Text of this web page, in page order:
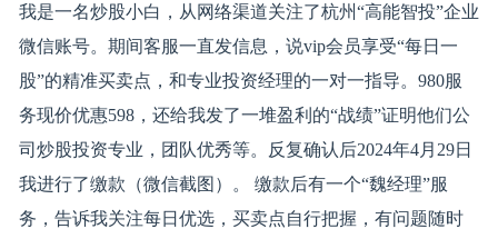
我是一名炒股小白，从网络渠道关注了杭州“高能智投”企业
微信账号。期间客服一直发信息，说vip会员享受“每日一
股”的精准买卖点，和专业投资经理的一对一指导。980服
务现价优惠598，还给我发了一堆盈利的“战绩”证明他们公
司炒股投资专业，团队优秀等。反复确认后2024年4月29日
我进行了缴款（微信截图）。 缴款后有一个“魏经理”服
务，告诉我关注每日优选，买卖点自行把握，有问题随时